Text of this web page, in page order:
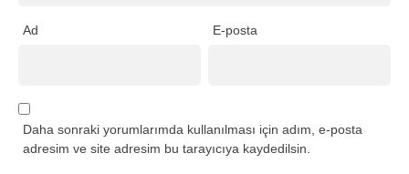
Ad E-posta
Daha sonraki yorumlarımda kullanılması için adım, e-posta
adresim ve site adresim bu tarayıcıya kaydedilsin.